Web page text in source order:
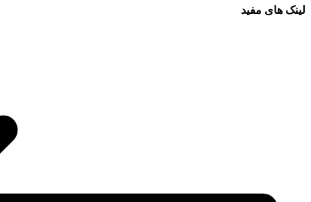
لینک های مفید